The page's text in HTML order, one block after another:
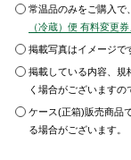
常温品のみをご購入で
（冷蔵）便 有料変更券
掲載写真はイメージで
掲載している内容、規
く場合がございますの
ケース(正箱)販売商品
る場合がございます。